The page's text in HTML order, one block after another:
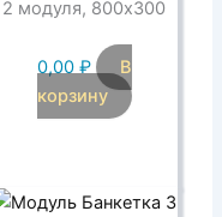
2 модуля, 800х300
0,00 ₽
В
корзину